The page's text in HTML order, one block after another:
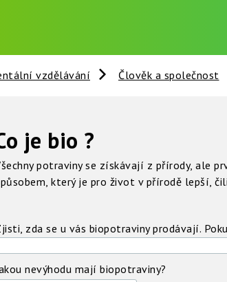
vzdělávání Člověk a společnost
je bio ?
potraviny se získávají z přírody, ale
který je pro život v přírodě lepší,
zda se u vás biopotraviny prodávají.
nevýhodu mají biopotraviny?